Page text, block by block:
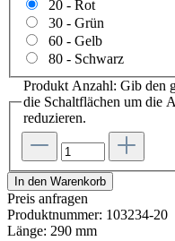
20 - Rot
30 - Grün
60 - Gelb
80 - Schwarz
Produkt Anzahl: Gib den
die Schaltflächen um die
reduzieren.
In den Warenkorb
Preis anfragen
Produktnummer: 103234-20
Länge: 290 mm